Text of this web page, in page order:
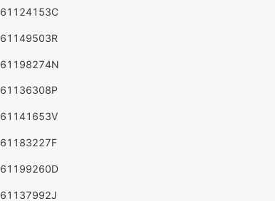
61124153C
61149503R
61198274N
61136308P
61141653V
61183227F
61199260D
61137992J